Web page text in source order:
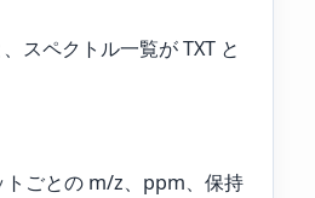
スペクトル一覧が TXT と
トごとの m/z、ppm、保持